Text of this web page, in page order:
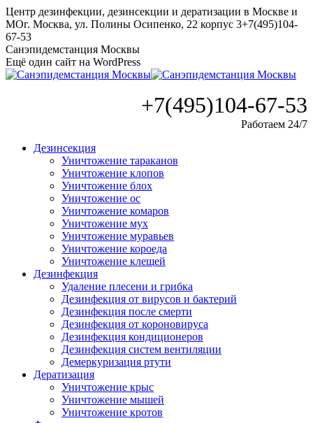
Перейти
к
содержанию
Центр дезинфекции, дезинсекции и дератизации в Москве и
МОг. Москва, ул. Полины Осипенко, 22 корпус 3+7(495)104-
67-53
Санэпидемстанция Москвы
Ещё один сайт на WordPress
+7(495)104-67-53
Работаем 24/7
Дезинсекция
Уничтожение тараканов
Уничтожение клопов
Уничтожение блох
Уничтожение ос
Уничтожение комаров
Уничтожение мух
Уничтожение муравьев
Уничтожение короеда
Уничтожение клещей
Дезинфекция
Удаление плесени и грибка
Дезинфекция от вирусов и бактерий
Дезинфекция после смерти
Дезинфекция от короновируса
Дезинфекция кондиционеров
Дезинфекция систем вентиляции
Демеркуризация ртути
Дератизация
Уничтожение крыс
Уничтожение мышей
Уничтожение кротов